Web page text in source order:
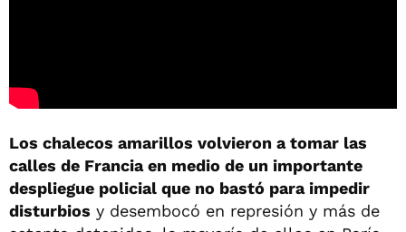
Los chalecos amarillos volvieron a tomar las
calles de Francia en medio de un importante
despliegue policial que no bastó para impedir
disturbios y desembocó en represión y más de